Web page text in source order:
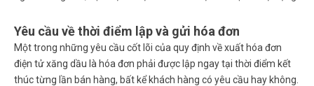
Yêu cầu về thời điểm lập và gửi hóa đơn
Một trong những yêu cầu cốt lõi của quy định về xuất hóa đơn
điện tử xăng dầu là hóa đơn phải được lập ngay tại thời điểm kết
thúc từng lần bán hàng, bất kể khách hàng có yêu cầu hay không.